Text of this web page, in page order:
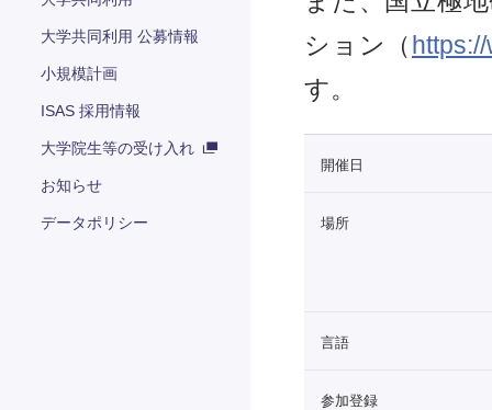
ション（
す。
開催日
場所
言語
参加登録
大学共同利用 公募情報
小規模計画
ISAS 採用情報
大学院生等の受け入れ
お知らせ
データポリシー